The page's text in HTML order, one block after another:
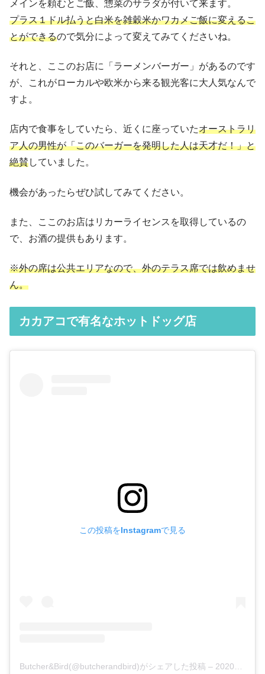
メインを頼むとご飯、惣菜のサラダが付いて来ます。
プラス１ドル払うと白米を雑穀米かワカメご飯に変えるこ
とができるので気分によって変えてみてくださいね。
それと、ここのお店に「ラーメンバーガー」があるのです
が、これがローカルや欧米から来る観光客に大人気なんで
すよ。
店内で食事をしていたら、近くに座っていたオーストラリ
ア人の男性が「このバーガーを発明した人は天才だ！」と
絶賛していました。
機会があったらぜひ試してみてください。
また、ここのお店はリカーライセンスを取得しているの
で、お酒の提供もあります。
※外の席は公共エリアなので、外のテラス席では飲めませ
ん。
カカアコで有名なホットドッグ店
この投稿をInstagramで見る
Butcher&Bird(@butcherandbird)がシェアした投稿 – 2020年 3月月13日午後1時57分PDT